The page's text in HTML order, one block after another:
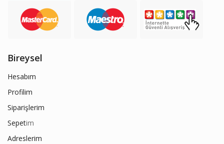
Bireysel
Hesabım
Profilim
Siparişlerim
Sepetim
Adreslerim